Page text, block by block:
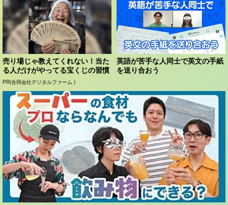
売り場じゃ教えてくれない！当た
る人だけがやってる宝くじの習慣
PR(合同会社デジタルファーム )
英語が苦手な人同士で英文の手紙
を送り合おう